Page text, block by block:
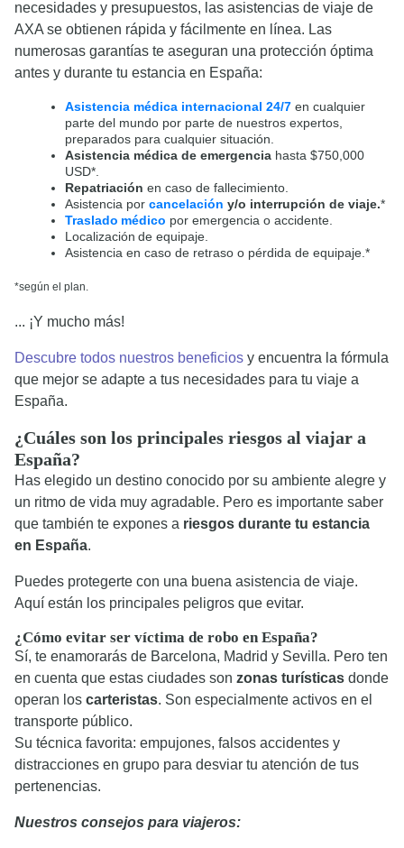
necesidades y presupuestos, las asistencias de viaje de
AXA se obtienen rápida y fácilmente en línea. Las
numerosas garantías te aseguran una protección óptima
antes y durante tu estancia en España:
Asistencia médica internacional 24/7 en cualquier
parte del mundo por parte de nuestros expertos,
preparados para cualquier situación.
Asistencia médica de emergencia hasta $750,000
USD*.
Repatriación en caso de fallecimiento.
Asistencia por cancelación y/o interrupción de viaje.*
Traslado médico por emergencia o accidente.
Localización de equipaje.
Asistencia en caso de retraso o pérdida de equipaje.*
*según el plan.
... ¡Y mucho más!
Descubre todos nuestros beneficios y encuentra la fórmula
que mejor se adapte a tus necesidades para tu viaje a
España.
¿Cuáles son los principales riesgos al viajar a
España?
Has elegido un destino conocido por su ambiente alegre y
un ritmo de vida muy agradable. Pero es importante saber
que también te expones a riesgos durante tu estancia
en España.
Puedes protegerte con una buena asistencia de viaje.
Aquí están los principales peligros que evitar.
¿Cómo evitar ser víctima de robo en España?
Sí, te enamorarás de Barcelona, Madrid y Sevilla. Pero ten
en cuenta que estas ciudades son zonas turísticas donde
operan los carteristas. Son especialmente activos en el
transporte público.
Su técnica favorita: empujones, falsos accidentes y
distracciones en grupo para desviar tu atención de tus
pertenencias.
Nuestros consejos para viajeros: